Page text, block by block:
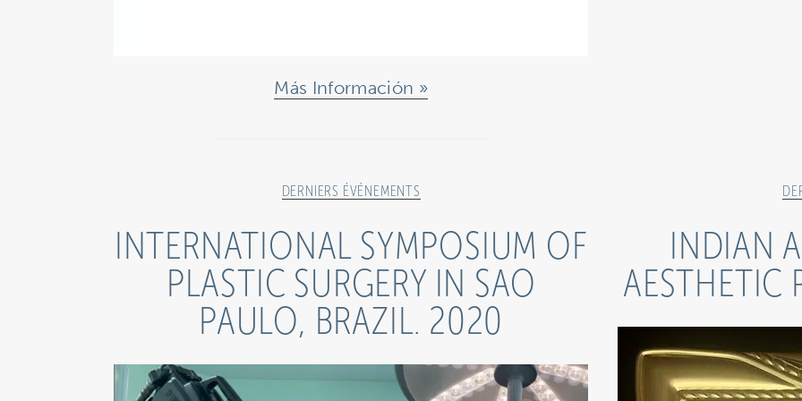
Más Información
DERNIERS ÉVÉNEMENTS
INTERNATIONAL SYMPOSIUM OF
PLASTIC SURGERY IN SAO
PAULO, BRAZIL. 2020
INDIAN
AESTHETIC